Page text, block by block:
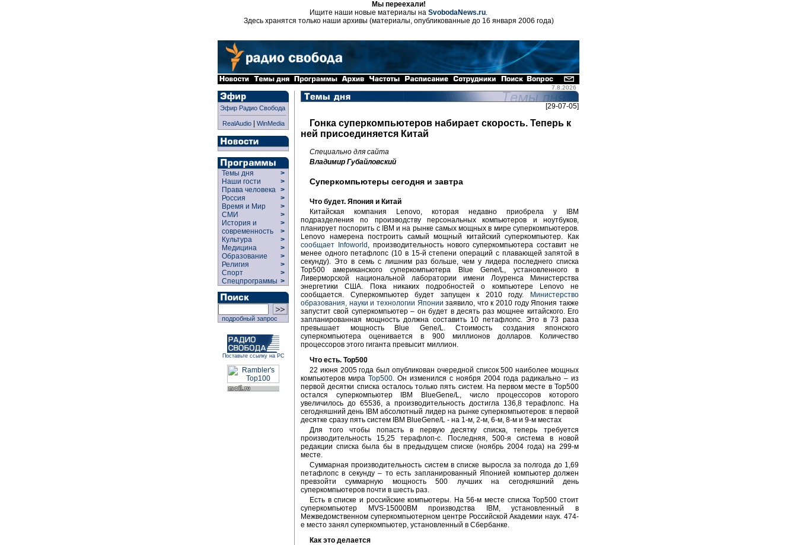
Мы переехали!
Ищите наши новые материалы на SvobodaNews.ru.
Здесь хранятся только наши архивы (материалы, опубликованные до 16 января 2006 года)
7.8.2026
Эфир Радио Свобода
RealAudio| WinMedia
Темы дня
>
Наши гости
>
Права человека >
Россия
>
Время и Мир
>
СМИ
>
История и
современность
>
>
Культура
>
Медицина
>
Образование
>
Религия
>
Спорт
>
Спецпрограммы >
подробный запрос
Поставьте ссылку на РС
[29-07-05]
Гонка суперкомпьютеров набирает скорость. Теперь к
ней присоединяется Китай
Специально для сайта
Владимир Губайловский
Суперкомпьютеры сегодня и завтра
Что будет. Япония и Китай
Китайская компания Lenovo, которая недавно приобрела у IBM
подразделения по производству персональных компьютеров и ноутбуков,
планирует поспорить с IBM и на рынке самых мощных в мире суперкомпьютеров.
Lenovo намерена построить самый мощный китайский суперкомпьютер. Как
сообщает Infoworld , производительность нового суперкомпьютера составит не
менее одного петафлопс (10 в 15-й степени операций с плавающей запятой в
секунду). Это в семь с лишним раз больше, чем у лидера последнего списка
Top500 американского суперкомпьютера Blue Gene/L, установленного в
Ливерморской национальной лаборатории имени Лоуренса Министерства
энергетики США. Пока никаких подробностей о компьютере Lenovo не
сообщается. Суперкомпьютер будет запущен к 2010 году. Министерство
образования, науки и технологии Японии заявило, что к 2010 году Япония также
запустит свой суперкомпьютер – он будет в десять раз мощнее китайского. Его
запланированная мощность должна составить 10 петафлопс. Это в 73 раза
превышает мощность Blue Gene/L. Стоимость создания японского
суперкомпьютера оценивается в 900 миллионов долларов. Количество
процессоров этого гиганта превысит миллион.
Что есть. Тор500
22 июня 2005 года был опубликован очередной список 500 наиболее мощных
компьютеров мира Top500 . Он изменился с ноября 2004 года радикально – из
первой десятки списка осталось только пять систем. На первом месте в Top500
остался суперкомпьютер IBM BlueGene/L, число процессоров которого
увеличилось до 65536, а производительность достигла 136,8 терафлопс. На
сегодняшний день IBM абсолютный лидер на рынке суперкомпьютеров: в первой
десятке сразу пять систем IBM BlueGene/L - на 1-м, 2-м, 6-м, 8-м и 9-м местах
Для того чтобы попасть в первую десятку списка, теперь требуется
производительность 15,25 терафлоп-с. Последняя, 500-я система в новой
редакции списка была бы в предыдущем списке (ноябрь 2004 года) на 299-м
месте.
Суммарная производительность систем в списке выросла за полгода до 1,69
петафлопс в секунду – то есть запланированный Японией компьютер должен
превзойти суммарную мощность 500 лучших на сегодняшний день
суперкомпьютеров почти в шесть раз.
Есть в списке и российские компьютеры. На 56-м месте списка Тор500 стоит
суперкомпьютер MVS-15000BM производства IBM, установленный в
Межведомственном суперкомпьютерном центре Российской Академии наук. 474-
е место занял суперкомпьютер, установленный в Сбербанке.
Как это делается